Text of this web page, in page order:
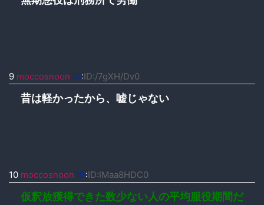
9 moccosnoon ID:ID:/7gXH/Dv0
昔は軽かったから、嘘じゃない
10 moccosnoon ID:ID:IMaa8HDC0
仮釈放獲得できた数少ない人の平均服役期間だ